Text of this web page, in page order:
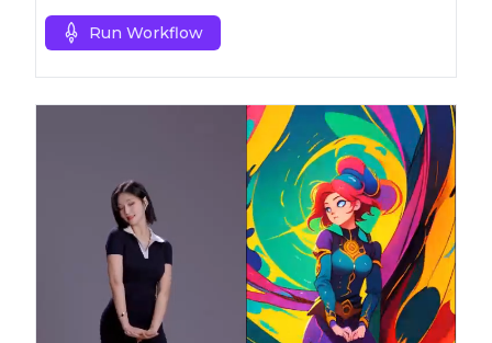
Run Workflow